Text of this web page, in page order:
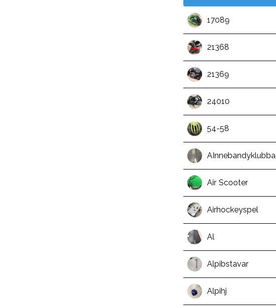
17089
21368
21369
24010
54-58
AInnebandyklubba
Air Scooter
Airhockeyspel
Al
Alpibstavar
Alpihj